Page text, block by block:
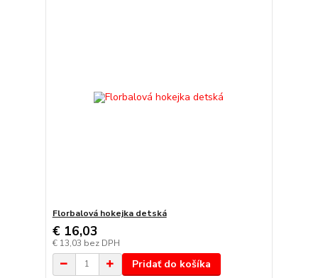
Florbalová hokejka detská
€ 16,03
€ 13,03 bez DPH
Pridať do košíka